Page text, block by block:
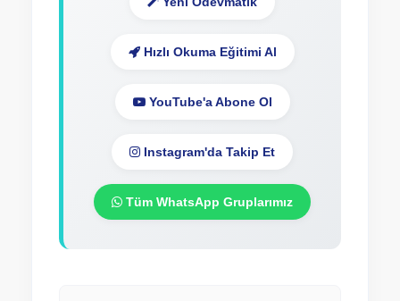
Yeni Ödevmatik
Hızlı Okuma Eğitimi Al
YouTube'a Abone Ol
Instagram'da Takip Et
Tüm WhatsApp Gruplarımız